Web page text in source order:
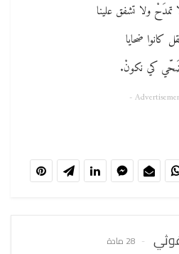
ولا تشفق علينا
كانوا ضحايا
كي نكونْ.
-
28 مادة